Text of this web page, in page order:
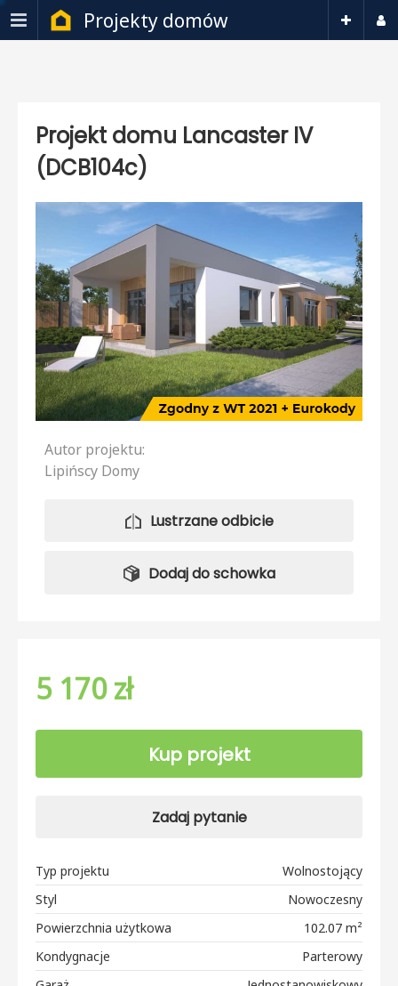
Projekty domów
Projekt domu Lancaster IV
(DCB104c)
Autor projektu:
Lipińscy Domy
Lustrzane odbicie
Dodaj do schowka
5 170 zł
Kup projekt
Zadaj pytanie
Typ projektu
Wolnostojący
Styl
Nowoczesny
Powierzchnia użytkowa
102.07 m²
Kondygnacje
Parterowy